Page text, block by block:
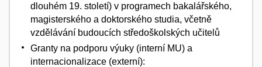
dlouhém 19. století) v programech bakalářského,
magisterského a doktorského studia, včetně
vzdělávání budoucích středoškolských učitelů
Granty na podporu výuky (interní MU) a
internacionalizace (externí):